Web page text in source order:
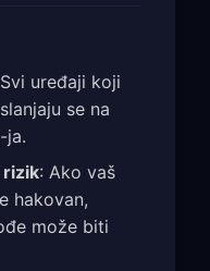
uređaji koji
se na
ja.
rizik: Ako vaš
hakovan,
može biti